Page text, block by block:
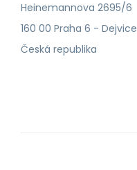
Heinemannova 2695/6
160 00 Praha 6 - Dejvice
Česká republika